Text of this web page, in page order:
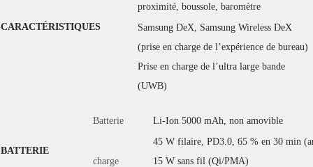
CARACTÉRISTIQUES
proximité, boussole, baromètre
Samsung DeX, Samsung Wireless DeX
(prise en charge de l’expérience de bureau)
Prise en charge de l’ultra large bande
(UWB)
BATTERIE
Batterie Li-Ion 5000 mAh, non amovible
charge
45 W filaire, PD3.0, 65 % en 30 min
15 W sans fil (Qi/PMA)